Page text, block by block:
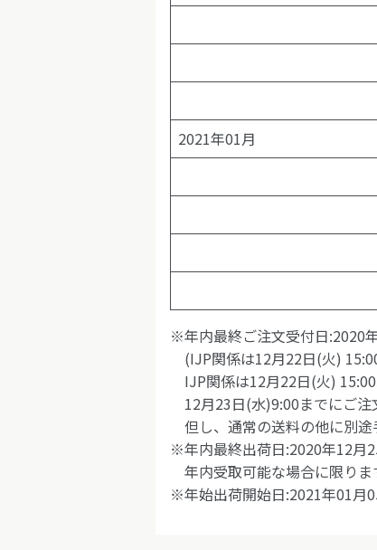
2021年01月
※年内最終ご注文受付日:2020
(IJP関係は12月22日(火)
IJP関係は12月22日(火) 15:00
12月23日(水)9:00までにご注
但し、通常の送料の他に別途
※年内最終出荷日:2020年12月
年内受取可能な場合に限りま
※年始出荷開始日:2021年01月